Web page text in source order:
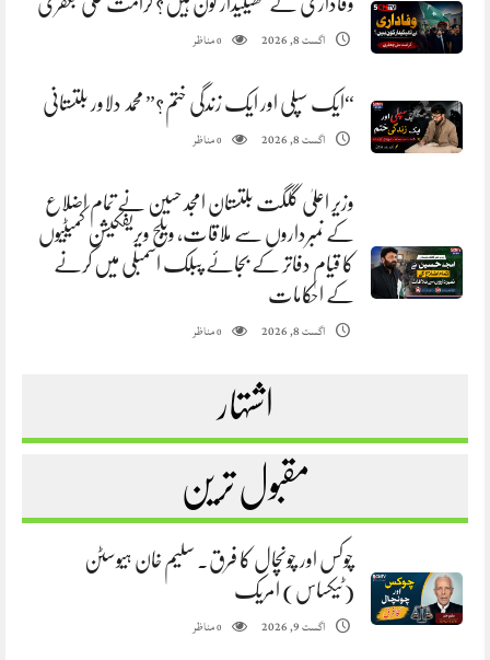
اگست 8, 2026 0مناظر
“ایک سپلی اور ایک زندگی ختم؟” محمد دلاور بلتستانی
اگست 8, 2026 0مناظر
وزیر اعلیٰ گلگت بلتستان امجد حسین نے تمام اضلاع
کے نمبرداروں سے ملاقات، ویلج ویریفکیشن کمیٹیوں
کا قیام دفاتر کے بجائے پبلک اسمبلی میں کرنے
کے احکامات
اگست 8, 2026 0مناظر
اشتہار
مقبول ترین
چوکس اور چونچال کا فرق. سلیم خان ہیوسٹن
(ٹیکساس) امریک
اگست 9, 2026 0مناظر